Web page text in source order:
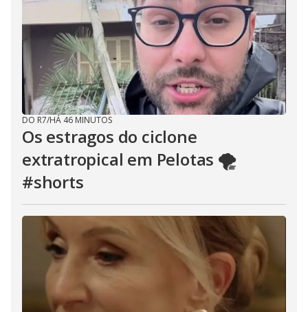
DO R7/HÁ 46 MINUTOS
Os estragos do ciclone
extratropical em Pelotas 🌪️
#shorts